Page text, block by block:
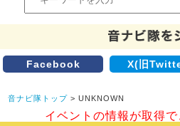
Facebook X(旧
音ナビ隊トップ > UNKNOWN
イベントの情報が取得で